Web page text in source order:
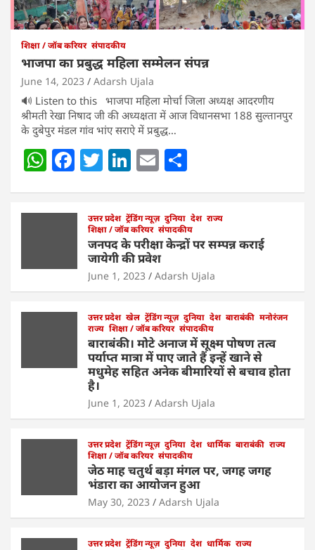
शिक्षा / जॉब करियर संपादकीय
भाजपा का प्रबुद्ध महिला सम्मेलन संपन्न
June 14, 2023 Adarsh Ujala
🔊 Listen to this भाजपा महिला मोर्चा जिला अध्यक्ष आदरणीय
श्रीमती रेखा निषाद जी की अध्यक्षता में आज विधानसभा 188 सुल्तानपुर
के दुबेपुर मंडल गांव भांए सराऐ में प्रबुद्ध…
W
at
p
p
F
c
b
o
o
k
T
er
Li
e
dI
n
E
l e
उत्तर प्रदेश ट्रेंडिंग न्यूज़ दुनिया देश राज्य
शिक्षा / जॉब करियर संपादकीय
जनपद के परीक्षा केन्द्रों पर सम्पन्न कराई
जायेगी की प्रवेश
June 1, 2023 Adarsh Ujala
उत्तर प्रदेश खेल ट्रेंडिंग न्यूज़ दुनिया देश बाराबंकी मनोरंजन
राज्य शिक्षा / जॉब करियर संपादकीय
बाराबंकी। मोटे अनाज में सूक्ष्म पोषण तत्व
पर्याप्त मात्रा में पाए जाते हैं इन्हें खाने से
मधुमेह सहित अनेक बीमारियों से बचाव होता
है।
June 1, 2023 Adarsh Ujala
उत्तर प्रदेश ट्रेंडिंग न्यूज़ दुनिया देश धार्मिक बाराबंकी राज्य
शिक्षा / जॉब करियर संपादकीय
जेठ माह चतुर्थ बड़ा मंगल पर, जगह जगह
भंडारा का आयोजन हुआ
May 30, 2023 Adarsh Ujala
उत्तर प्रदेश ट्रेंडिंग न्यूज़ दुनिया देश धार्मिक राज्य